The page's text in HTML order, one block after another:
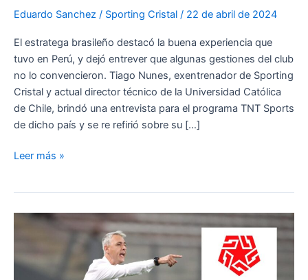
Eduardo Sanchez / Sporting Cristal / 22 de abril de 2024
El estratega brasileño destacó la buena experiencia que
tuvo en Perú, y dejó entrever que algunas gestiones del club
no lo convencieron. Tiago Nunes, exentrenador de Sporting
Cristal y actual director técnico de la Universidad Católica
de Chile, brindó una entrevista para el programa TNT Sports
de dicho país y se re refirió sobre su […]
¡ROMPIÓ
Nunes
confesó
Leer más »